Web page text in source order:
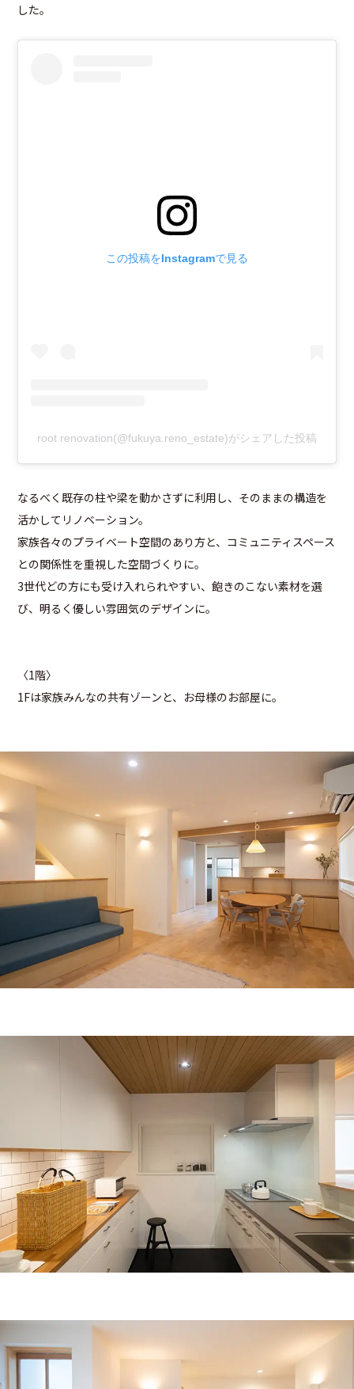
した。
この投稿をInstagramで見る
root renovation(@fukuya.reno_estate)がシェアした投稿
なるべく既存の柱や梁を動かさずに利用し、そのままの構造を
活かしてリノベーション。
家族各々のプライベート空間のあり方と、コミュニティスペース
との関係性を重視した空間づくりに。
3世代どの方にも受け入れられやすい、飽きのこない素材を選
び、明るく優しい雰囲気のデザインに。
〈1階〉
1Fは家族みんなの共有ゾーンと、お母様のお部屋に。